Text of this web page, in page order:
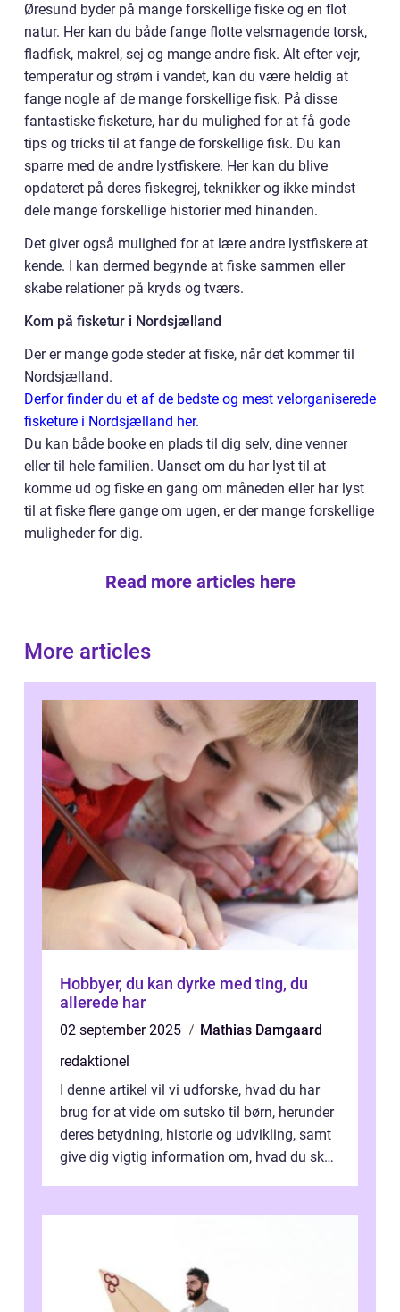
Øresund byder på mange forskellige fiske og en flot
natur. Her kan du både fange flotte velsmagende torsk,
fladfisk, makrel, sej og mange andre fisk. Alt efter vejr,
temperatur og strøm i vandet, kan du være heldig at
fange nogle af de mange forskellige fisk. På disse
fantastiske fisketure, har du mulighed for at få gode
tips og tricks til at fange de forskellige fisk. Du kan
sparre med de andre lystfiskere. Her kan du blive
opdateret på deres fiskegrej, teknikker og ikke mindst
dele mange forskellige historier med hinanden.
Det giver også mulighed for at lære andre lystfiskere at
kende. I kan dermed begynde at fiske sammen eller
skabe relationer på kryds og tværs.
Kom på fisketur i Nordsjælland
Der er mange gode steder at fiske, når det kommer til
Nordsjælland.
Derfor finder du et af de bedste og mest velorganiserede
fisketure i Nordsjælland her.
Du kan både booke en plads til dig selv, dine venner
eller til hele familien. Uanset om du har lyst til at
komme ud og fiske en gang om måneden eller har lyst
til at fiske flere gange om ugen, er der mange forskellige
muligheder for dig.
Read more articles here
More articles
Hobbyer, du kan dyrke med ting, du
allerede har
02 september 2025
Mathias Damgaard
redaktionel
I denne artikel vil vi udforske, hvad du har
brug for at vide om sutsko til børn, herunder
deres betydning, historie og udvikling, samt
give dig vigtig information om, hvad du skal